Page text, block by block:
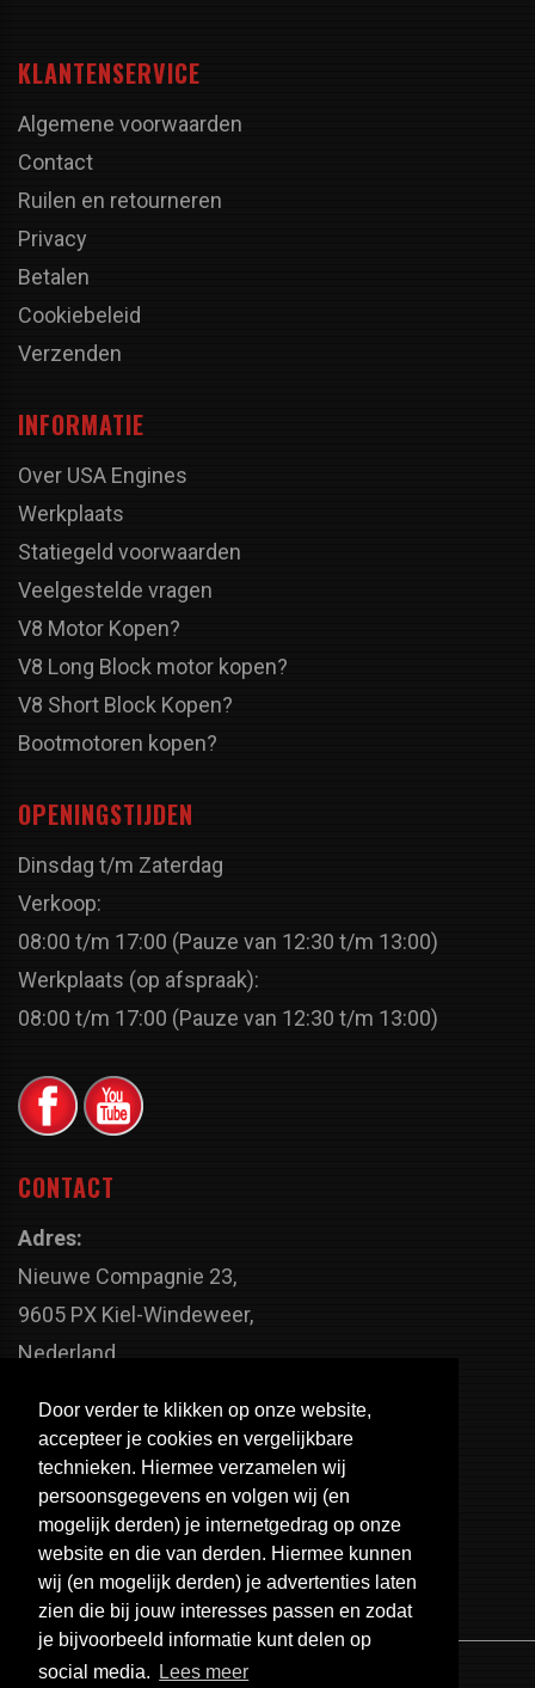
Door verder te klikken op onze website,
accepteer je cookies en vergelijkbare
technieken. Hiermee verzamelen wij
persoonsgegevens en volgen wij (en
mogelijk derden) je internetgedrag op onze
website en die van derden. Hiermee kunnen
wij (en mogelijk derden) je advertenties laten
zien die bij jouw interesses passen en zodat
je bijvoorbeeld informatie kunt delen op
social media.
Lees meer
KLANTENSERVICE
Algemene voorwaarden
Contact
Ruilen en retourneren
Privacy
Betalen
Cookiebeleid
Verzenden
INFORMATIE
Over USA Engines
Werkplaats
Statiegeld voorwaarden
Veelgestelde vragen
V8 Motor Kopen?
V8 Long Block motor kopen?
V8 Short Block Kopen?
Bootmotoren kopen?
OPENINGSTIJDEN
Dinsdag t/m Zaterdag
Verkoop:
08:00 t/m 17:00 (Pauze van 12:30 t/m 13:00)
Werkplaats (op afspraak):
08:00 t/m 17:00 (Pauze van 12:30 t/m 13:00)
CONTACT
Adres:
Nieuwe Compagnie 23,
9605 PX Kiel-Windeweer,
Nederland
+31 598 - 320 402
Telefoonnummer:
+31 598 - 350 330
Email:
info@usa-engines.com